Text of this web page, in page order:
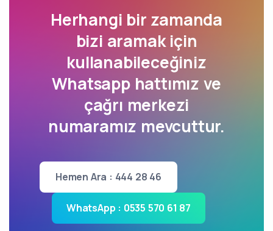
Herhangi bir zamanda
bizi aramak için
kullanabileceğiniz
Whatsapp hattımız ve
çağrı merkezi
numaramız mevcuttur.
Hemen Ara : 444 28 46
WhatsApp : 0535 570 61 87